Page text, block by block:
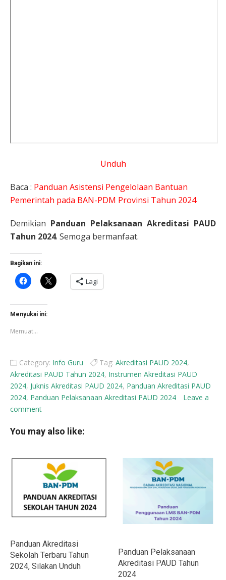
Unduh
Baca : Panduan Asistensi Pengelolaan Bantuan
Pemerintah pada BAN-PDM Provinsi Tahun 2024
Demikian Panduan Pelaksanaan Akreditasi PAUD
Tahun 2024. Semoga bermanfaat.
Bagikan ini:
Klik
untuk
Facebook(Membuka
di
jendela
baru)
Klik
untuk
berbagi
Lagi
Menyukai ini:
Memuat...
Category: Info Guru Tag: Akreditasi PAUD 2024,
Akreditasi PAUD Tahun 2024, Instrumen Akreditasi PAUD
2024, Juknis Akreditasi PAUD 2024, Panduan Akreditasi PAUD
2024, Panduan Pelaksanaan Akreditasi PAUD 2024
Leave a
comment
You may also like:
Panduan Akreditasi
Sekolah Terbaru Tahun
2024, Silakan Unduh
Panduan Pelaksanaan
Akreditasi PAUD Tahun
2024